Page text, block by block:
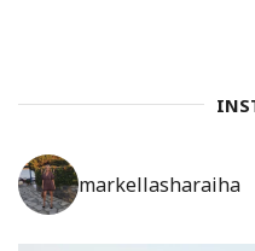
markellasharaiha